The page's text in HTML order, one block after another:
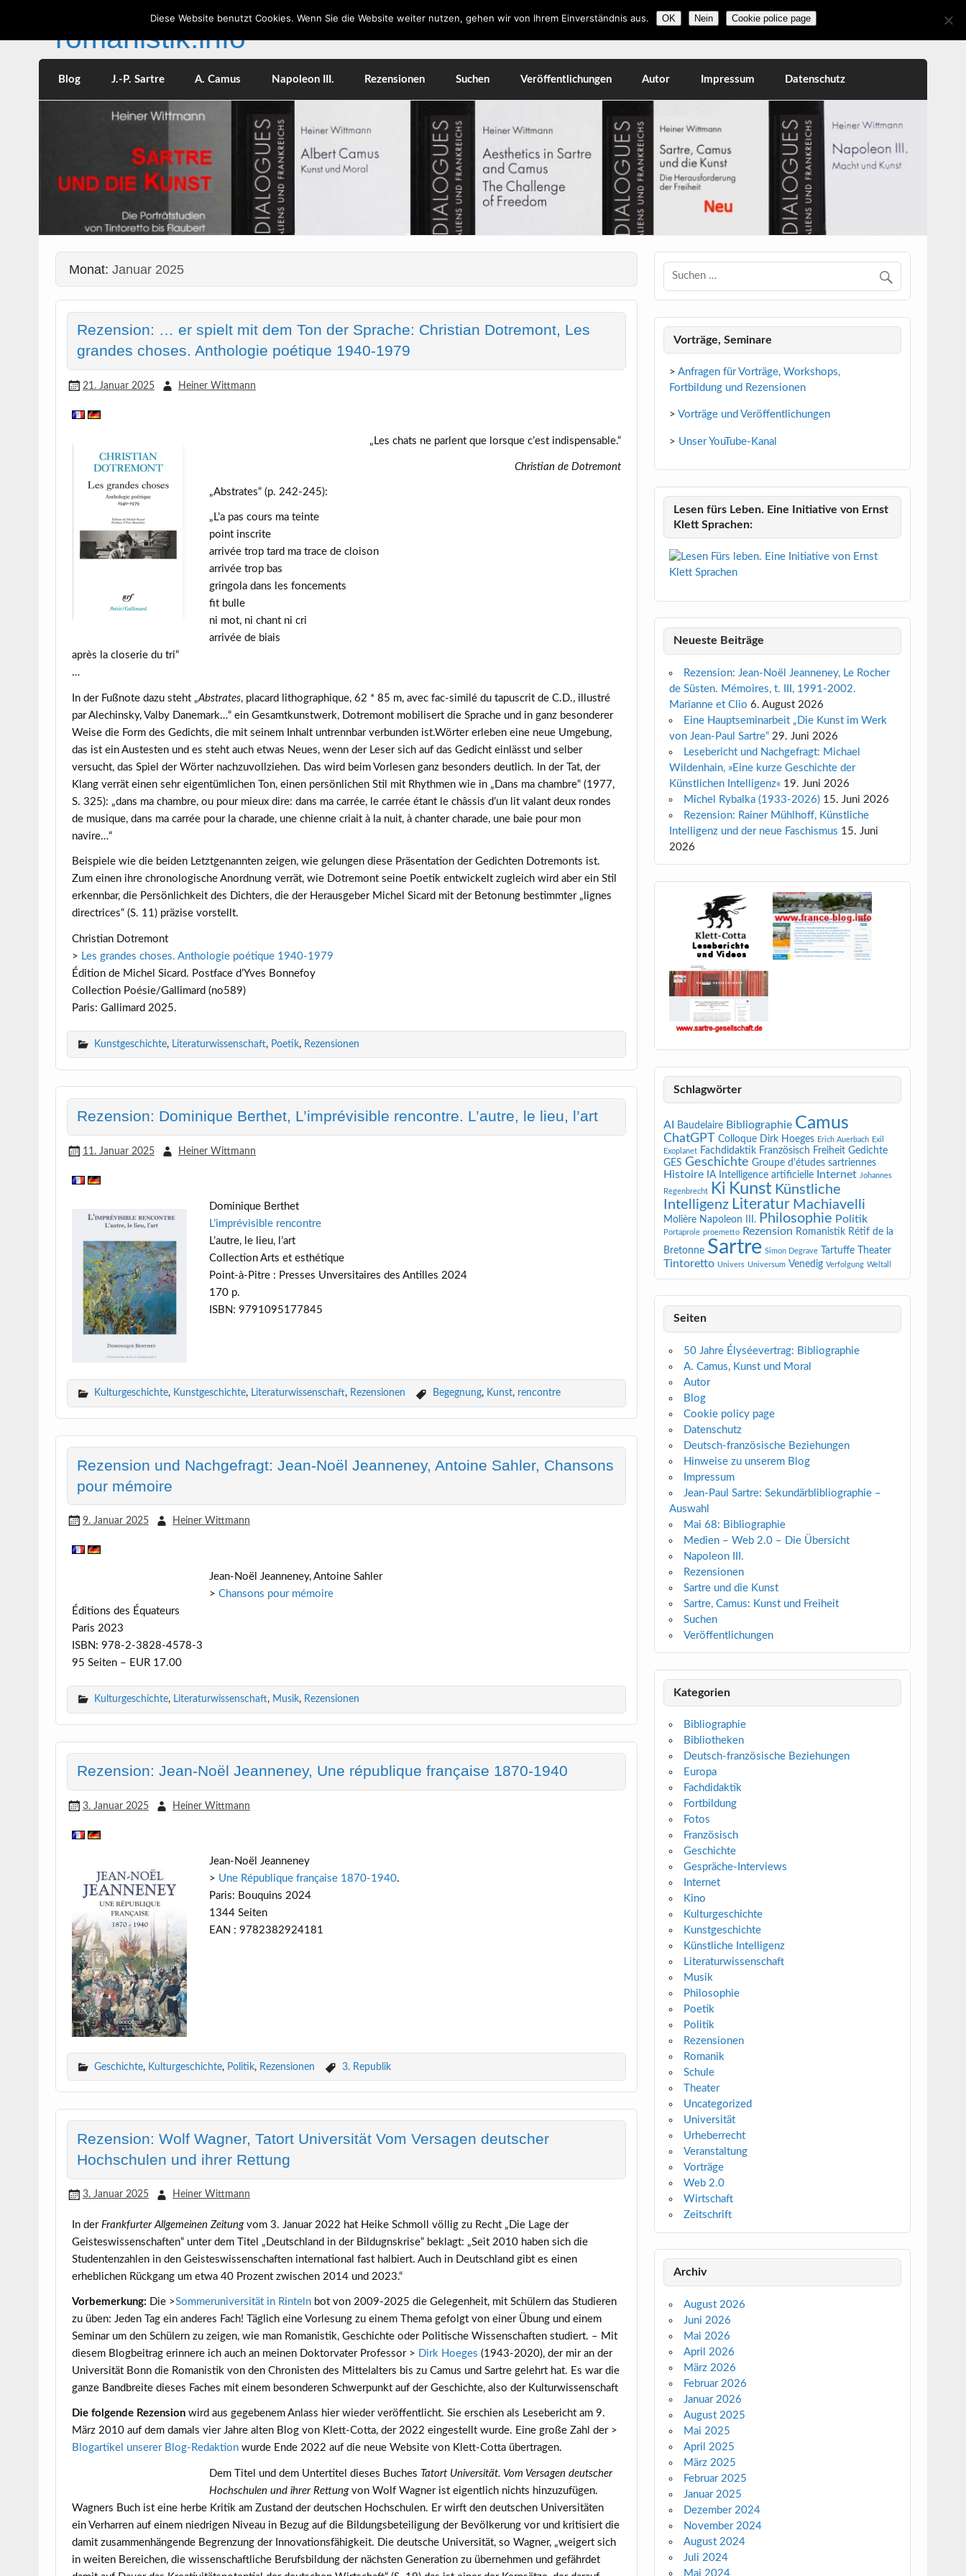
romanistik.info
Blog J.-P. Sartre A. Camus Napoleon III. Rezensionen Suchen Veröffentlichungen Autor Impressum Datenschutz
Monat: Januar 2025
Rezension: … er spielt mit dem Ton der Sprache: Christian Dotremont, Les
grandes choses. Anthologie poétique 1940-1979
21. Januar 2025 Heiner Wittmann
„Les chats ne parlent que lorsque c’est indispensable.“
Christian de Dotremont
„Abstrates“ (p. 242-245):
„L’a pas cours ma teinte
point inscrite
arrivée trop tard ma trace de cloison
arrivée trop bas
gringola dans les foncements
fit bulle
ni mot, ni chant ni cri
arrivée de biais
après la closerie du tri“
…
In der Fußnote dazu steht „Abstrates, placard lithographique, 62 * 85 m, avec fac-similé du tapuscrit de C.D., illustré
par Alechinsky, Valby Danemark…“ ein Gesamtkunstwerk, Dotremont mobilisert die Sprache und in ganz besonderer
Weise die Form des Gedichts, die mit seinem Inhalt untrennbar verbunden ist.Wörter erleben eine neue Umgebung,
das ist ein Austesten und es steht auch etwas Neues, wenn der Leser sich auf das Gedicht einlässt und selber
versucht, das Spiel der Wörter nachzuvollziehen. Das wird beim Vorlesen ganz besonders deutlich. In der Tat, der
Klang verrät einen sehr eigentümlichen Ton, einen persönlichen Stil mit Rhythmen wie in „Dans ma chambre“ (1977,
S. 325): „dans ma chambre, ou pour mieux dire: dans ma carrée, le carrée étant le châssis d’un lit valant deux rondes
de musique, dans ma carrée pour la charade, une chienne criait à la nuit, à chanter charade, une baie pour mon
navire…“
Beispiele wie die beiden Letztgenannten zeigen, wie gelungen diese Präsentation der Gedichten Dotremonts ist.
Zum einen ihre chronologische Anordnung verrät, wie Dotremont seine Poetik entwickelt zugleich wird aber ein Stil
erkennbar, die Persönlichkeit des Dichters, die der Herausgeber Michel Sicard mit der Betonung bestimmter „lignes
directrices“ (S. 11) präzise vorstellt.
Christian Dotremont
> Les grandes choses. Anthologie poétique 1940-1979
Édition de Michel Sicard. Postface d’Yves Bonnefoy
Collection Poésie/Gallimard (no589)
Paris: Gallimard 2025.
Kunstgeschichte, Literaturwissenschaft, Poetik, Rezensionen
Rezension: Dominique Berthet, L’imprévisible rencontre. L’autre, le lieu, l’art
11. Januar 2025 Heiner Wittmann
Dominique Berthet
L’imprévisible rencontre
L’autre, le lieu, l’art
Collection Arts et esthétique
Point-à-Pitre : Presses Unversitaires des Antilles 2024
170 p.
ISBN: 9791095177845
Kulturgeschichte, Kunstgeschichte, Literaturwissenschaft, Rezensionen Begegnung, Kunst, rencontre
Rezension und Nachgefragt: Jean-Noël Jeanneney, Antoine Sahler, Chansons
pour mémoire
9. Januar 2025 Heiner Wittmann
Jean-Noël Jeanneney, Antoine Sahler
> Chansons pour mémoire
Éditions des Équateurs
Paris 2023
ISBN: 978-2-3828-4578-3
95 Seiten – EUR 17.00
Kulturgeschichte, Literaturwissenschaft, Musik, Rezensionen
Rezension: Jean-Noël Jeanneney, Une république française 1870-1940
3. Januar 2025 Heiner Wittmann
Jean-Noël Jeanneney
> Une République française 1870-1940.
Paris: Bouquins 2024
1344 Seiten
EAN : 9782382924181
Geschichte, Kulturgeschichte, Politik, Rezensionen 3. Republik
Rezension: Wolf Wagner, Tatort Universität Vom Versagen deutscher
Hochschulen und ihrer Rettung
3. Januar 2025 Heiner Wittmann
In der Frankfurter Allgemeinen Zeitungvom 3. Januar 2022 hat Heike Schmoll völlig zu Recht „Die Lage der
Geisteswissenschaften“ unter dem Titel „Deutschland in der Bildugnskrise“ beklagt: „Seit 2010 haben sich die
Studentenzahlen in den Geisteswissenschaften international fast halbiert. Auch in Deutschland gibt es einen
erheblichen Rückgang um etwa 40 Prozent zwischen 2014 und 2023.“
Vorbemerkung: Die >Sommeruniversität in Rinteln bot von 2009-2025 die Gelegenheit, mit Schülern das Studieren
zu üben: Jeden Tag ein anderes Fach! Täglich eine Vorlesung zu einem Thema gefolgt von einer Übung und einem
Seminar um den Schülern zu zeigen, wie man Romanistik, Geschichte oder Politische Wissenschaften studiert. – Mit
diesem Blogbeitrag erinnere ich auch an meinen Doktorvater Professor >
Dirk Hoeges(1943-2020), der mir an der
Universität Bonn die Romanistik von den Chronisten des Mittelalters bis zu Camus und Sartre gelehrt hat. Es war die
ganze Bandbreite dieses Faches mit einem besonderen Schwerpunkt auf der Geschichte, also der Kulturwissenschaft
Die folgende Rezension wird aus gegebenem Anlass hier wieder veröffentlicht. Sie erschien als Lesebericht am 9.
März 2010 auf dem damals vier Jahre alten Blog von Klett-Cotta, der 2022 eingestellt wurde. Eine große Zahl der >
Blogartikel unserer Blog-Redaktion wurde Ende 2022 auf die neue Website von Klett-Cotta übertragen.
Dem Titel und dem Untertitel dieses Buches Tatort Universität. Vom Versagen deutscher
Hochschulen und ihrer Rettungvon Wolf Wagner ist eigentlich nichts hinzuzufügen.
Wagners Buch ist eine herbe Kritik am Zustand der deutschen Hochschulen. Er wirft den deutschen Universitäten
ein Verharren auf einem niedrigen Niveau in Bezug auf die Bildungsbeteiligung der Bevölkerung vor und kritisiert die
damit zusammenhängende Begrenzung der Innovationsfähigkeit. Die deutsche Universität, so Wagner, „weigert sich
in weiten Bereichen, die wissenschaftliche Berufsbildung der nächsten Generation zu übernehmen und gefährdet
Vorträge, Seminare
> Anfragen für Vorträge, Workshops,
Fortbildung und Rezensionen
> Vorträge und Veröffentlichungen
> Unser YouTube-Kanal
Lesen fürs Leben. Eine Initiative von Ernst
Klett Sprachen:
Neueste Beiträge
Rezension: Jean-Noël Jeanneney, Le Rocher
de Süsten. Mémoires, t. III, 1991-2002.
Marianne et Clio 6. August 2026
Eine Hauptseminarbeit „Die Kunst im Werk
von Jean-Paul Sartre“ 29. Juni 2026
Lesebericht und Nachgefragt: Michael
Wildenhain, »Eine kurze Geschichte der
Künstlichen Intelligenz« 19. Juni 2026
Michel Rybalka (1933-2026) 15. Juni 2026
Rezension: Rainer Mühlhoff, Künstliche
Intelligenz und der neue Faschismus 15. Juni
2026
Schlagwörter
AI Baudelaire Bibliographie Camus
ChatGPT Colloque Dirk Hoeges Erich Auerbach Exil
Exoplanet Fachdidaktik Französisch Freiheit Gedichte
GES Geschichte Groupe d'études sartriennes
Histoire IA Intelligence artificielle Internet Johannes
Regenbrecht
Ki Kunst Künstliche
Intelligenz Literatur Machiavelli
Molière Napoleon III. Philosophie Politik
Portaprole proemetto Rezension Romanistik Rétif de la
Bretonne Sartre Simon Degrave Tartuffe Theater
Tintoretto Univers Universum Venedig Verfolgung Weltall
Seiten
50 Jahre Élyséevertrag: Bibliographie
A. Camus, Kunst und Moral
Autor
Blog
Cookie policy page
Datenschutz
Deutsch-französische Beziehungen
Hinweise zu unserem Blog
Impressum
Jean-Paul Sartre: Sekundärblibliographie –
Auswahl
Mai 68: Bibliographie
Medien – Web 2.0 – Die Übersicht
Napoleon III.
Rezensionen
Sartre und die Kunst
Sartre, Camus: Kunst und Freiheit
Suchen
Veröffentlichungen
Kategorien
Bibliographie
Bibliotheken
Deutsch-französische Beziehungen
Europa
Fachdidaktik
Fortbildung
Fotos
Französisch
Geschichte
Gespräche-Interviews
Internet
Kino
Kulturgeschichte
Kunstgeschichte
Künstliche Intelligenz
Literaturwissenschaft
Musik
Philosophie
Poetik
Politik
Rezensionen
Romanik
Schule
Theater
Uncategorized
Universität
Urheberrecht
Veranstaltung
Vorträge
Web 2.0
Wirtschaft
Zeitschrift
Archiv
August 2026
Juni 2026
Mai 2026
April 2026
März 2026
Februar 2026
Januar 2026
August 2025
Mai 2025
April 2025
März 2025
Februar 2025
Januar 2025
Dezember 2024
November 2024
August 2024
Juli 2024
Mai 2024
Diese Website benutzt Cookies. Wenn Sie die Website weiter nutzen, gehen wir von Ihrem Einverständnis aus. OK Nein Cookie police page